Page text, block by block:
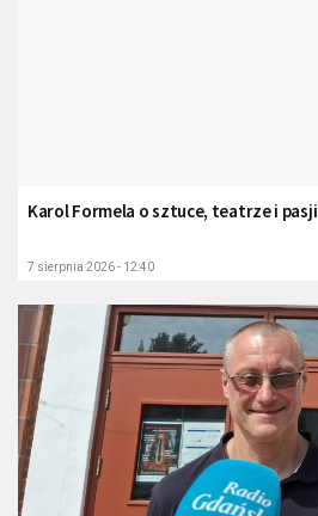
Karol Formela o sztuce, teatrze i pasji
7 sierpnia 2026 - 12:40